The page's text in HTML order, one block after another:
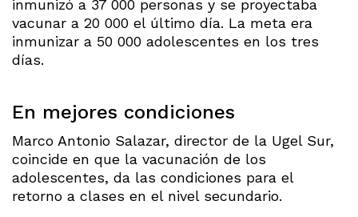
inmunizó a 37 000 personas y se proyectaba
vacunar a 20 000 el último día. La meta era
inmunizar a 50 000 adolescentes en los tres
días.
En mejores condiciones
Marco Antonio Salazar, director de la Ugel Sur,
coincide en que la vacunación de los
adolescentes, da las condiciones para el
retorno a clases en el nivel secundario.